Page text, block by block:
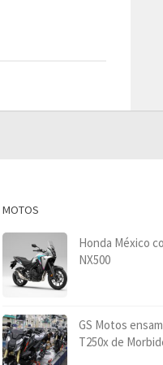
MOTOS
Honda México
NX500
GS Motos
T250x de